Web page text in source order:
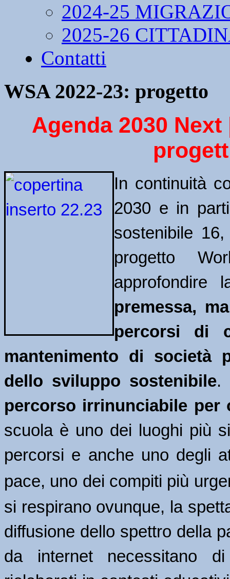
2024-25
2025-26
Contatti
WSA 2022-23: progetto
Agenda 2030
In continuità
2030 e in
sostenibile
progetto
approfondire
premessa,
percorsi di
mantenimento di società
dello sviluppo sostenibile.
percorso irrinunciabile per
scuola è uno dei luoghi più
percorsi e anche uno degli
pace, uno dei compiti più
si respirano ovunque, la
diffusione dello spettro della
da internet necessitano